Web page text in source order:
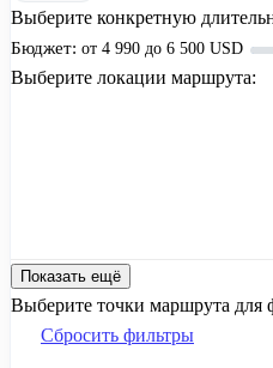
Выберите конкретную
Бюджет: от 4 990 до 6 500 USD
Выберите локации маршрута:
Показать ещё
Выберите точки маршрута для
Сбросить фильтры